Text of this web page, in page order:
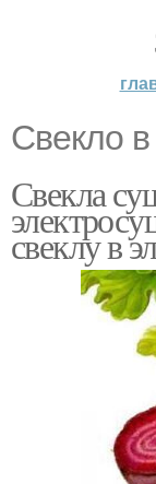
Свекло
Свекла
свеклу в